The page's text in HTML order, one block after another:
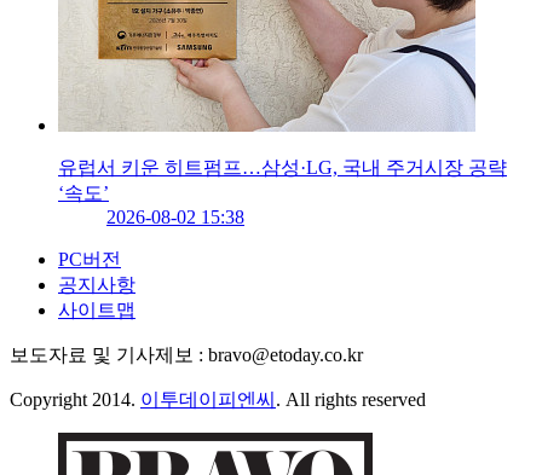
유럽서 키운 히트펌프…삼성·LG, 국내 주거시장 공략
‘속도’
2026-08-02 15:38
PC버전
공지사항
사이트맵
보도자료 및 기사제보 : bravo@etoday.co.kr
Copyright 2014. 이투데이피엔씨 . All rights reserved